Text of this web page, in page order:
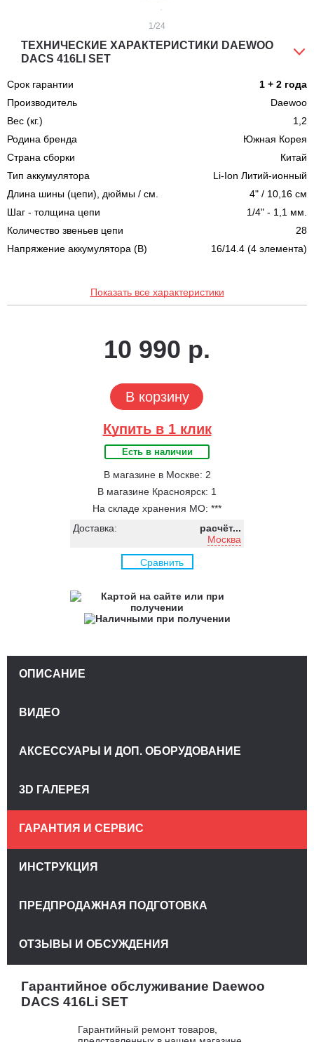
1 /24
ТЕХНИЧЕСКИЕ ХАРАКТЕРИСТИКИ DAEWOO
DACS 416LI SET
Срок гарантии
1 + 2 года
Производитель
Daewoo
Вес (кг.)
1,2
Родина бренда
Южная Корея
Страна сборки
Китай
Тип аккумулятора
Li-Ion Литий-ионный
Длина шины (цепи), дюймы / см.
4" / 10,16 см
Шаг - толщина цепи
1/4" - 1,1 мм.
Количество звеньев цепи
28
Напряжение аккумулятора (В)
16/14.4 (4 элемента)
Показать все характеристики
10 990 р.
В корзину
Купить в 1 клик
Есть в наличии
В магазине в Москве: 2
В магазине Красноярск: 1
На складе хранения МО: ***
Доставка:
расчёт...
Москва
Сравнить
Гарантийное обслуживание Daewoo
DACS 416Li SET
Гарантийный ремонт товаров,
ОПИСАНИЕ
ВИДЕО
АКСЕССУАРЫ И ДОП. ОБОРУДОВАНИЕ
3D ГАЛЕРЕЯ
ГАРАНТИЯ И СЕРВИС
ИНСТРУКЦИЯ
ПРЕДПРОДАЖНАЯ ПОДГОТОВКА
ОТЗЫВЫ И ОБСУЖДЕНИЯ